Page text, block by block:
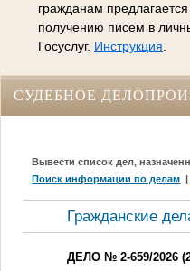
гражданам
получению писем в
Госуслуг. Инструкция
СУДЕБНОЕ
Вывести список дел,
Поиск информации по делам
Гражданские
ДЕЛО № 2-659/2026